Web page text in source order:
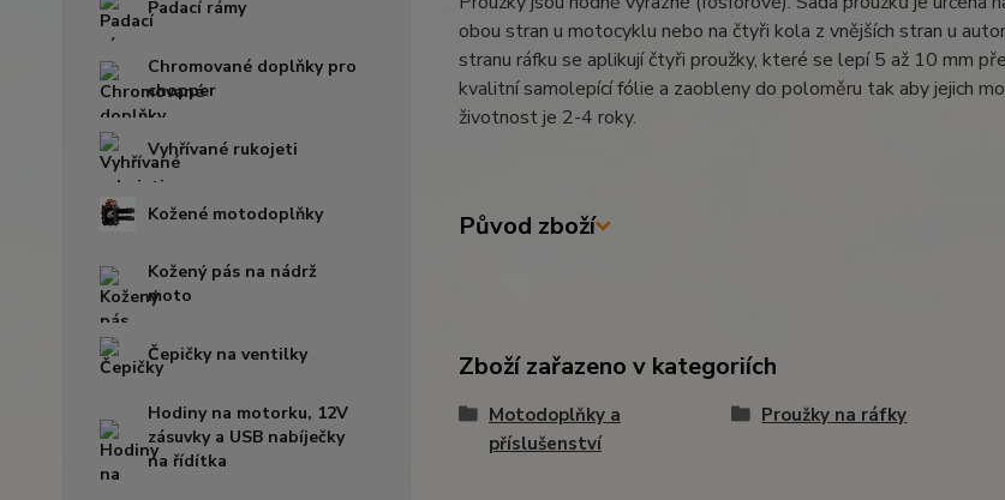
Padací rámy
Chromované doplňky pro
chopper
Vyhřívané rukojeti
Kožené motodoplňky
Kožený pás na nádrž
moto
Čepičky na ventilky
Hodiny na motorku, 12V
zásuvky a USB nabíječky
na řídítka
obou stran u motocyklu nebo na čtyři kola z vnějších stran u
stranu ráfku se aplikují čtyři proužky, které se lepí 5 až 10 mm
kvalitní samolepící fólie a zaobleny do poloměru tak aby jejich
životnost je 2-4 roky.
Původ zboží
Zboží zařazeno v kategoriích
Motodoplňky a
příslušenství
Proužky na ráfky